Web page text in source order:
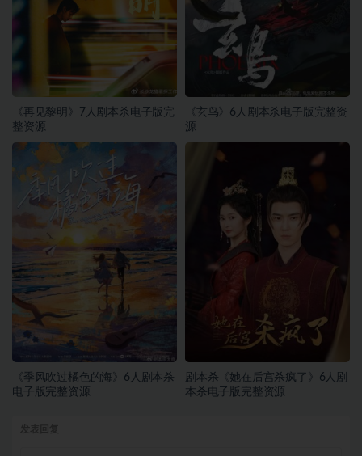
《再见黎明》7人剧本杀电子版完
整资源
《玄鸟》6人剧本杀电子版完整资
源
《季风吹过橘色的海》6人剧本杀
电子版完整资源
剧本杀《她在后宫杀疯了》6人剧
本杀电子版完整资源